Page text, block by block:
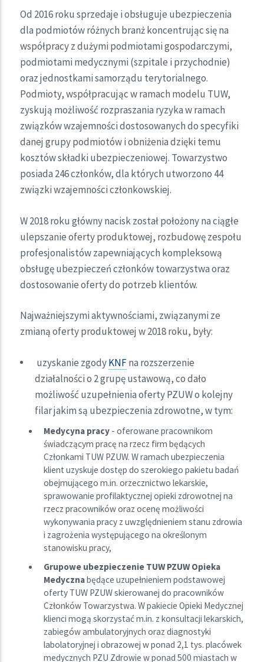
Od 2016 roku sprzedaje i obsługuje ubezpieczenia
dla podmiotów różnych branż koncentrując się na
współpracy z dużymi podmiotami gospodarczymi,
podmiotami medycznymi (szpitale i przychodnie)
oraz jednostkami samorządu terytorialnego.
Podmioty, współpracując w ramach modelu TUW,
zyskują możliwość rozpraszania ryzyka w ramach
związków wzajemności dostosowanych do specyfiki
danej grupy podmiotów i obniżenia dzięki temu
kosztów składki ubezpieczeniowej. Towarzystwo
posiada 246 członków, dla których utworzono 44
związki wzajemności członkowskiej.
W 2018 roku główny nacisk został położony na ciągłe
ulepszanie oferty produktowej, rozbudowę zespołu
profesjonalistów zapewniających kompleksową
obsługę ubezpieczeń członków towarzystwa oraz
dostosowanie oferty do potrzeb klientów.
Najważniejszymi aktywnościami, związanymi ze
zmianą oferty produktowej w 2018 roku, były:
uzyskanie zgodyKNFna rozszerzenie
działalności o 2 grupę ustawową, co dało
możliwość uzupełnienia oferty PZUW o kolejny
filar jakim są ubezpieczenia zdrowotne, w tym:
Medycyna pracy- oferowane pracownikom
świadczącym pracę na rzecz firm będących
Członkami TUW PZUW. W ramach ubezpieczenia
klient uzyskuje dostęp do szerokiego pakietu badań
obejmującego m.in. orzecznictwo lekarskie,
sprawowanie profilaktycznej opieki zdrowotnej na
rzecz pracowników oraz ocenę możliwości
wykonywania pracy z uwzględnieniem stanu zdrowia
i zagrożenia występującego na określonym
stanowisku pracy,
Grupowe ubezpieczenie TUW PZUW Opieka
Medycznabędące uzupełnieniem podstawowej
oferty TUW PZUW skierowanej do pracowników
Członków Towarzystwa. W pakiecie Opieki Medycznej
klienci mogą skorzystać m.in. z konsultacji lekarskich,
zabiegów ambulatoryjnych oraz diagnostyki
labolatoryjnej i obrazowej w ponad 2,1 tys. placówek
medycznych PZU Zdrowie w ponad 500 miastach w